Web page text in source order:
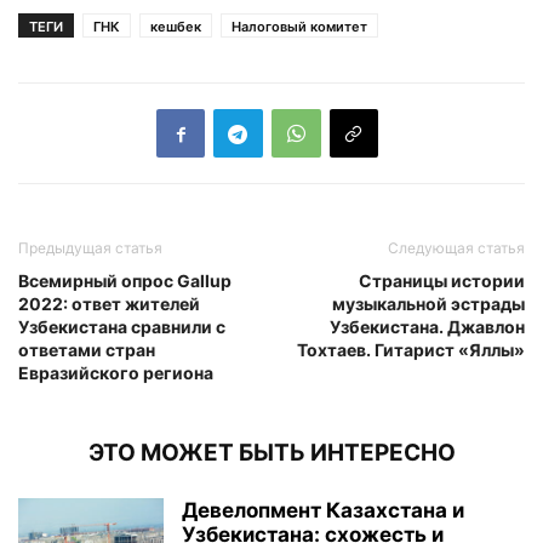
ТЕГИ ГНК кешбек Налоговый комитет
Предыдущая статья
Всемирный опрос Gallup
2022: ответ жителей
Узбекистана сравнили с
ответами стран
Евразийского региона
Следующая статья
Страницы истории
музыкальной эстрады
Узбекистана. Джавлон
Тохтаев. Гитарист «Яллы»
ЭТО МОЖЕТ БЫТЬ ИНТЕРЕСНО
Девелопмент Казахстана и
Узбекистана: схожесть и